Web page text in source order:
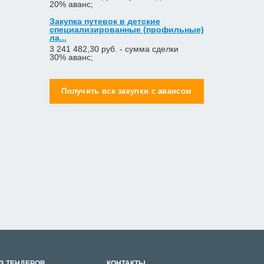
20% аванс;
Закупка путевок в детские
специализированные (профильные)
ла...
3 241 482,30 руб. - сумма сделки
30% аванс;
Получить все закупки с авансом